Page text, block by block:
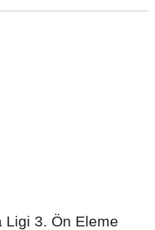
Ligi 3. Ön Eleme